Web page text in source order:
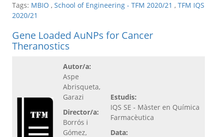
Tags: MBIO , School of Engineering - TFM 2020/21 , TFM IQS
2020/21
Gene Loaded AuNPs for Cancer
Theranostics
Autor/a:
Aspe
Abrisqueta,
Garazi
Director/a:
Borrós i
Gómez,
Estudis:
IQS SE - Màster en Química
Farmacèutica
Data: